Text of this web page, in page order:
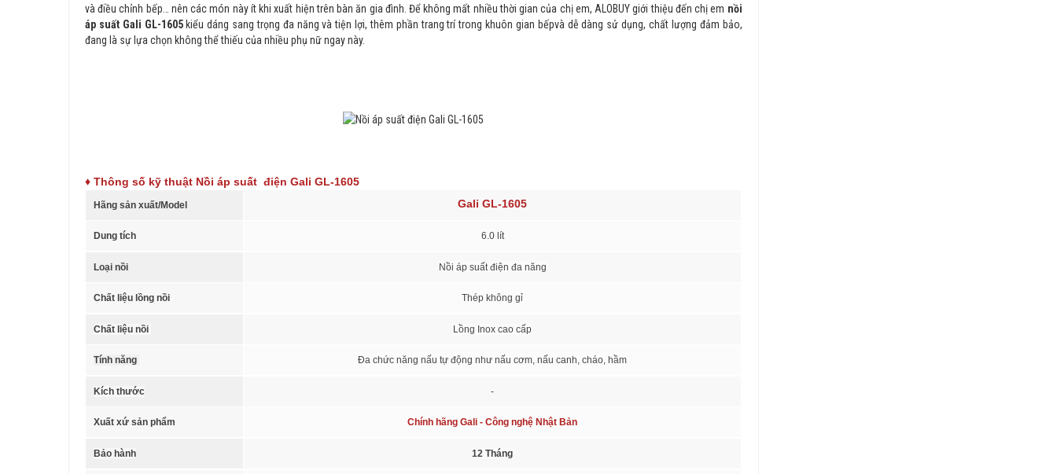
và điều chỉnh bếp… nên các món này ít khi xuất hiện trên bàn ăn gia đình. Để không mất nhiều thời gian của chị em, ALOBUY giới thiệu đến chị em nồi
áp suất Gali GL-1605kiểu dáng sang trọng đa năng và tiện lợi, thêm phần trang trí trong khuôn gian bếpvà dễ dàng sử dụng, chất lượng đảm bảo,
đang là sự lựa chọn không thể thiếu của nhiều phụ nữ ngay này.
♦ Thông số kỹ thuật Nồi áp suất điện Gali GL-1605
Hãng sản xuất/Model Gali GL-1605
Dung tích 6.0 lít
Loại nồi Nồi áp suất điện đa năng
Chất liệu lồng nồi Thép không gỉ
Chất liệu nồi Lồng Inox cao cấp
Tính năng Đa chức năng nấu tự động như nấu cơm, nấu canh, cháo, hầm
Kích thước -
Xuất xứ sản phẩm Chính hãng Gali - Công nghệ Nhật Bản
Bảo hành 12 Tháng